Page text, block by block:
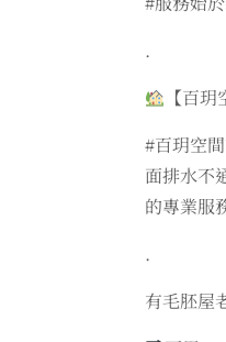
.
【百
#百玥空
面排水不
的專業服
.
有毛胚屋